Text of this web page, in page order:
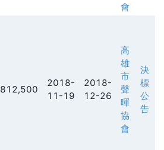
會
812,500
2018-
11-19
2018-
12-26
高
雄
市
聲
暉
協
會
決
標
公
告